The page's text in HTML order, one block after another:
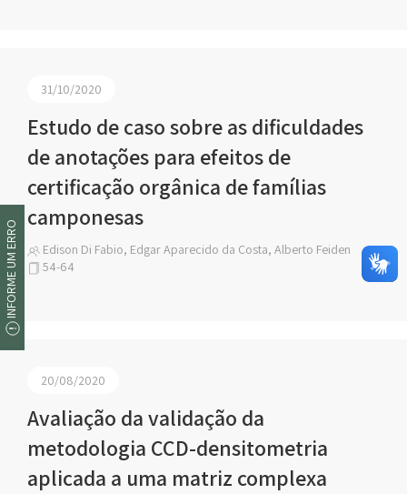
31/10/2020
Estudo de caso sobre as dificuldades
de anotações para efeitos de
certificação orgânica de famílias
camponesas
Edison Di Fabio, Edgar Aparecido da Costa, Alberto Feiden
54-64
20/08/2020
Avaliação da validação da
metodologia CCD-densitometria
aplicada a uma matriz complexa
INFORME UM ERRO